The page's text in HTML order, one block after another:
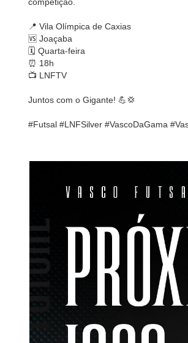
competição.
📍 Vila Olímpica de Caxias
🆚 Joaçaba
🗓️ Quarta-feira
⏰ 18h
📺 LNFTV
Juntos com o Gigante! 💪💢
#Futsal #LNFSilver #VascoDaGama